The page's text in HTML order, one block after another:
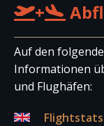
+
Auf den
Informationen
und Flughäfen: